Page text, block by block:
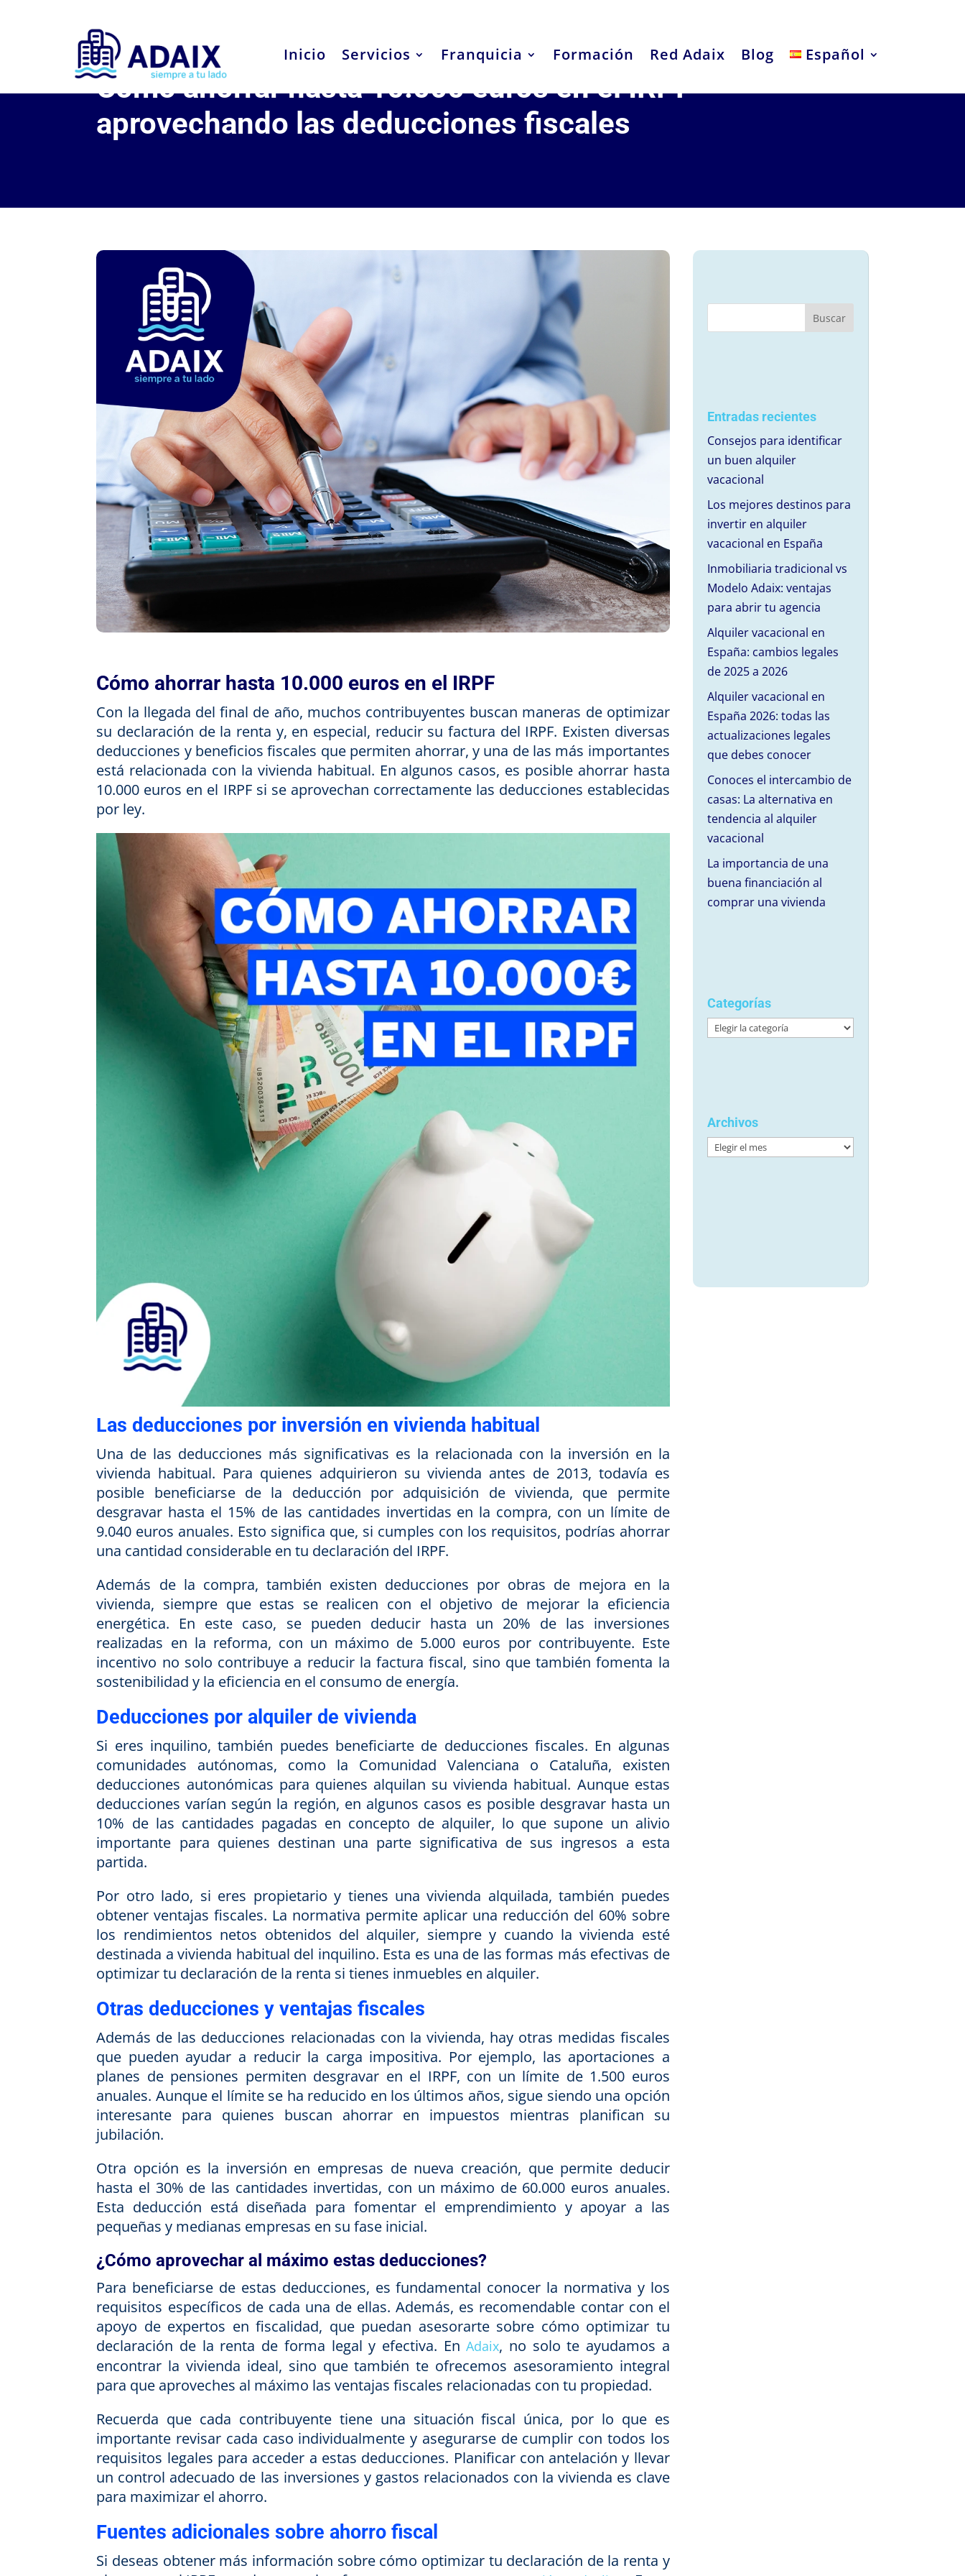
Inicio Servicios Franquicia Formación Red Adaix Blog Español
Cómo ahorrar hasta 10.000 euros en el IRPF
aprovechando las deducciones fiscales
Cómo ahorrar hasta 10.000 euros en el IRPF
Con la llegada del final de año, muchos contribuyentes buscan maneras de optimizar
su declaración de la renta y, en especial, reducir su factura del IRPF. Existen diversas
deducciones y beneficios fiscales que permiten ahorrar, y una de las más importantes
está relacionada con la vivienda habitual. En algunos casos, es posible ahorrar hasta
10.000 euros en el IRPF si se aprovechan correctamente las deducciones establecidas
por ley.
Las deducciones por inversión en vivienda habitual
Una de las deducciones más significativas es la relacionada con la inversión en la
vivienda habitual. Para quienes adquirieron su vivienda antes de 2013, todavía es
posible beneficiarse de la deducción por adquisición de vivienda, que permite
desgravar hasta el 15% de las cantidades invertidas en la compra, con un límite de
9.040 euros anuales. Esto significa que, si cumples con los requisitos, podrías ahorrar
una cantidad considerable en tu declaración del IRPF.
Además de la compra, también existen deducciones por obras de mejora en la
vivienda, siempre que estas se realicen con el objetivo de mejorar la eficiencia
energética. En este caso, se pueden deducir hasta un 20% de las inversiones
realizadas en la reforma, con un máximo de 5.000 euros por contribuyente. Este
incentivo no solo contribuye a reducir la factura fiscal, sino que también fomenta la
sostenibilidad y la eficiencia en el consumo de energía.
Deducciones por alquiler de vivienda
Si eres inquilino, también puedes beneficiarte de deducciones fiscales. En algunas
comunidades autónomas, como la Comunidad Valenciana o Cataluña, existen
deducciones autonómicas para quienes alquilan su vivienda habitual. Aunque estas
deducciones varían según la región, en algunos casos es posible desgravar hasta un
10% de las cantidades pagadas en concepto de alquiler, lo que supone un alivio
importante para quienes destinan una parte significativa de sus ingresos a esta
partida.
Por otro lado, si eres propietario y tienes una vivienda alquilada, también puedes
obtener ventajas fiscales. La normativa permite aplicar una reducción del 60% sobre
los rendimientos netos obtenidos del alquiler, siempre y cuando la vivienda esté
destinada a vivienda habitual del inquilino. Esta es una de las formas más efectivas de
optimizar tu declaración de la renta si tienes inmuebles en alquiler.
Otras deducciones y ventajas fiscales
Además de las deducciones relacionadas con la vivienda, hay otras medidas fiscales
que pueden ayudar a reducir la carga impositiva. Por ejemplo, las aportaciones a
planes de pensiones permiten desgravar en el IRPF, con un límite de 1.500 euros
anuales. Aunque el límite se ha reducido en los últimos años, sigue siendo una opción
interesante para quienes buscan ahorrar en impuestos mientras planifican su
jubilación.
Otra opción es la inversión en empresas de nueva creación, que permite deducir
hasta el 30% de las cantidades invertidas, con un máximo de 60.000 euros anuales.
Esta deducción está diseñada para fomentar el emprendimiento y apoyar a las
pequeñas y medianas empresas en su fase inicial.
¿Cómo aprovechar al máximo estas deducciones?
Para beneficiarse de estas deducciones, es fundamental conocer la normativa y los
requisitos específicos de cada una de ellas. Además, es recomendable contar con el
apoyo de expertos en fiscalidad, que puedan asesorarte sobre cómo optimizar tu
declaración de la renta de forma legal y efectiva. EnAdaix, no solo te ayudamos a
encontrar la vivienda ideal, sino que también te ofrecemos asesoramiento integral
para que aproveches al máximo las ventajas fiscales relacionadas con tu propiedad.
Recuerda que cada contribuyente tiene una situación fiscal única, por lo que es
importante revisar cada caso individualmente y asegurarse de cumplir con todos los
requisitos legales para acceder a estas deducciones. Planificar con antelación y llevar
un control adecuado de las inversiones y gastos relacionados con la vivienda es clave
para maximizar el ahorro.
Fuentes adicionales sobre ahorro fiscal
Si deseas obtener más información sobre cómo optimizar tu declaración de la renta y
Entradas recientes
Consejos para identificar
un buen alquiler
vacacional
Los mejores destinos para
invertir en alquiler
vacacional en España
Inmobiliaria tradicional vs
Modelo Adaix: ventajas
para abrir tu agencia
Alquiler vacacional en
España: cambios legales
de 2025 a 2026
Alquiler vacacional en
España 2026: todas las
actualizaciones legales
que debes conocer
Conoces el intercambio de
casas: La alternativa en
tendencia al alquiler
vacacional
La importancia de una
buena financiación al
comprar una vivienda
Categorías
Categorías
Archivos
Archivos